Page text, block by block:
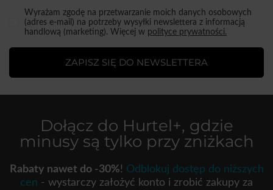
Wyrażam zgodę na przetwarzanie moich danych osobowych
(adres e-mail) na potrzeby wysyłki newslettera z informacją
handlową (marketing). Więcej w polityce prywatności.
ZAPISZ SIĘ DO NEWSLETTERA
Dołącz do Hurtel+, gdzie
minusy są tylko przy zniżkach
Rabaty nawet do -30%! Odblokuj dostęp do niższych
cen - wystarczy założyć konto i zrobić zakupy za